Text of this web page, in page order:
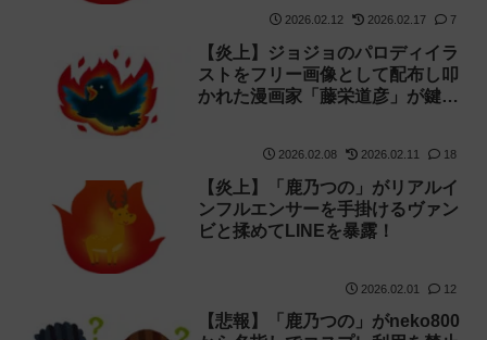
2026.02.12 2026.02.17 7
【炎上】ジョジョのパロディイラ
ストをフリー画像として配布し叩
かれた漫画家「藤栄道彦」が鍵垢
2026.02.08 2026.02.11 18
【炎上】「鹿乃つの」がリアルイ
ンフルエンサーを手掛けるヴァン
ビと揉めてLINEを暴露！
2026.02.01 12
【悲報】「鹿乃つの」がneko800